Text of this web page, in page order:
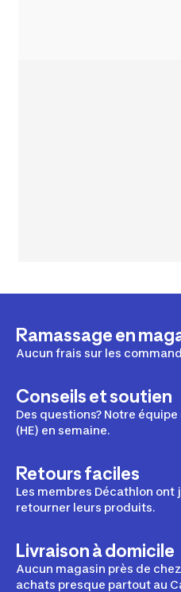
Ramassage en
Aucun frais sur les
Conseils et soutien
Des questions? Notre équipe
(HE) en semaine.
Retours faciles
Les membres Décathlon ont
retourner leurs produits.
Livraison à domicile
Aucun magasin près de
achats presque partout au